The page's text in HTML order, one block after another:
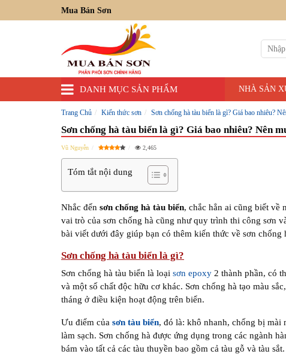
Mua Bán Sơn
DANH MỤC SẢN PHẨM NHÀ SẢN
Trang Chủ Kiến thức sơn Sơn chống hà tàu biển là gì? Giá bao nhiêu?
Sơn chống hà tàu biển là gì? Giá bao nhiêu? Nên
Vũ Nguyễn 2,465
Tóm tắt nội dung
Nhắc đến sơn chống hà tàu biển, chắc hẳn ai cũng biết về
vai trò của sơn chống hà cũng như quy trình thi công sơn
bài viết dưới đây giúp bạn có thêm kiến thức về sơn
Sơn chống hà tàu biển là gì?
Sơn chống hà tàu biển là loại sơn epoxy 2 thành phần, có
và một số chất độc hữu cơ khác. Sơn chống hà tạo màu
tháng ở điều kiện hoạt động trên biển.
Ưu điểm của sơn tàu biển, đó là: khô nhanh, chống bị mài
làm sạch. Sơn chống hà được ứng dụng trong các ngành
bám vào tất cả các tàu thuyền bao gồm cả tàu gỗ và tàu sắt.